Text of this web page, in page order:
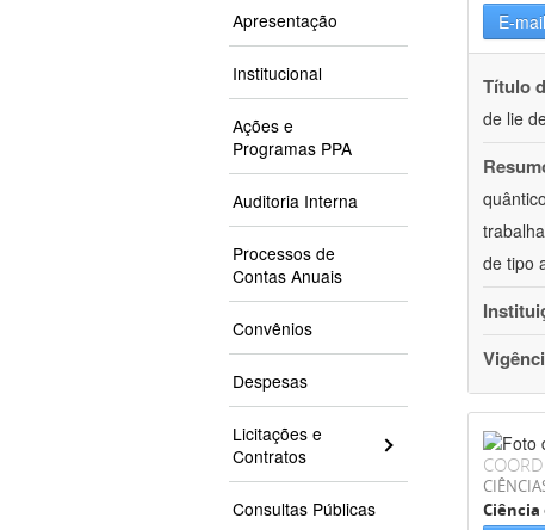
Apresentação
Institucional
Ações e
Programas PPA
Auditoria Interna
Processos de
Contas Anuais
Convênios
Despesas
Licitações e
Contratos
Consultas Públicas
E-mail
Título
de lie
de tipo
Ciência